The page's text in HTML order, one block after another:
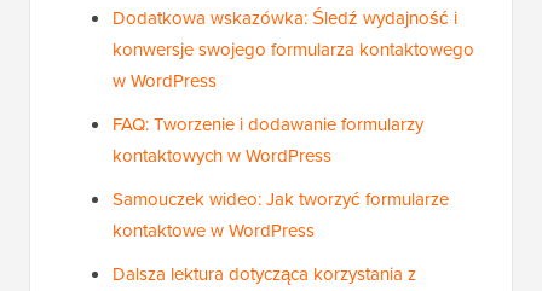
Dodatkowa wskazówka: Śledź wydajność i
konwersje swojego formularza kontaktowego
w WordPress
FAQ: Tworzenie i dodawanie formularzy
kontaktowych w WordPress
Samouczek wideo: Jak tworzyć formularze
kontaktowe w WordPress
Dalsza lektura dotycząca korzystania z